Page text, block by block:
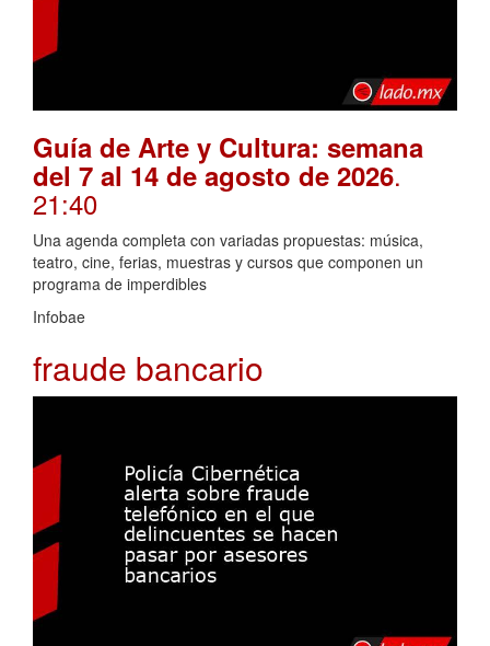
Guía de Arte y Cultura: semana
del 7 al 14 de agosto de 2026.
21:40
Una agenda completa con variadas propuestas: música,
teatro, cine, ferias, muestras y cursos que componen un
programa de imperdibles
Infobae
fraude bancario